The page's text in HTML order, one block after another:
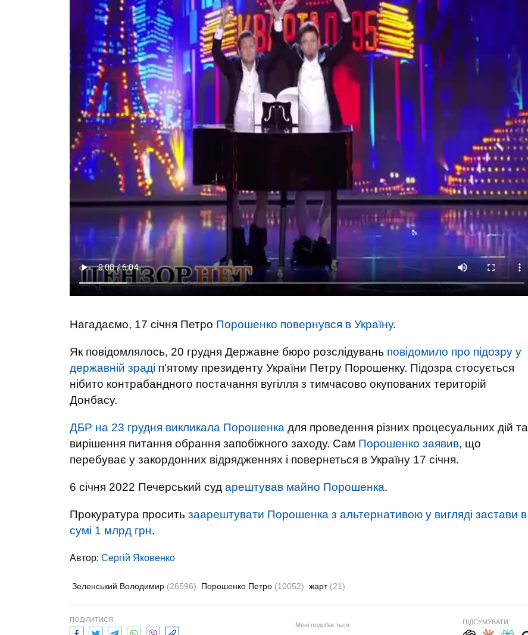
Нагадаємо, 17 січня Петро Порошенко повернувся в Україну.
Як повідомлялось, 20 грудня Державне бюро розслідувань повідомило про підозру у
державній зраді п'ятому президенту України Петру Порошенку. Підозра стосується
нібито контрабандного постачання вугілля з тимчасово окупованих територій
Донбасу.
ДБР на 23 грудня викликала Порошенка для проведення різних процесуальних дій та
вирішення питання обрання запобіжного заходу. Сам Порошенко заявив, що
перебуває у закордонних відрядженнях і повернеться в Україну 17 січня.
6 січня 2022 Печерський суд арештував майно Порошенка.
Прокуратура просить заарештувати Порошенка з альтернативою у вигляді застави в
сумі 1 млрд грн.
Автор: Сергій Яковенко
Зеленський Володимир (26596) Порошенко Петро (10052) жарт (21)
ПОДІЛИТИСЯ:
Мені подобається ПІДСУМУВАТИ: